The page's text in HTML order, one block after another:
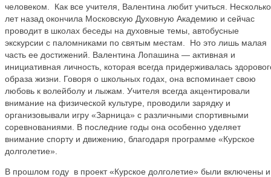
человеком. Как все учителя, Валентина любит учиться. Несколько
лет назад окончила Московскую Духовную Академию и сейчас
проводит в школах беседы на духовные темы, автобусные
экскурсии с паломниками по святым местам. Но это лишь малая
часть ее достижений. Валентина Лопашина — активная и
инициативная личность, которая всегда придерживалась
образа жизни. Говоря о школьных годах, она вспоминает свою
любовь к волейболу и лыжам. Учителя всегда акцентировали
внимание на физической культуре, проводили зарядку и
организовывали игру «Зарница» с различными спортивными
соревнованиями. В последние годы она особенно уделяет
внимание спорту и движению, благодаря программе «Курское
долголетие».
В прошлом году в проект «Курское долголетие» были включены и